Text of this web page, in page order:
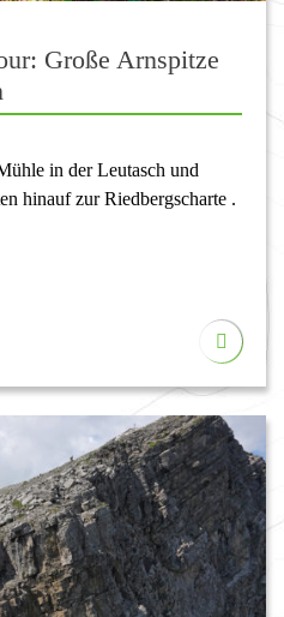
Große Arnspitze
in der Leutasch und
hinauf zur Riedbergscharte .